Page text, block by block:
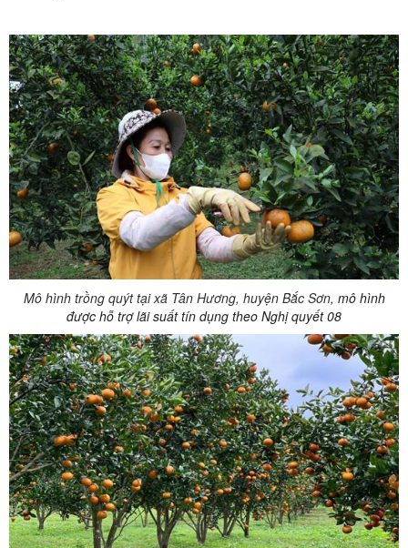
Mô hình trồng quýt tại xã Tân Hương, huyện Bắc Sơn, mô hình
được hỗ trợ lãi suất tín dụng theo Nghị quyết 08